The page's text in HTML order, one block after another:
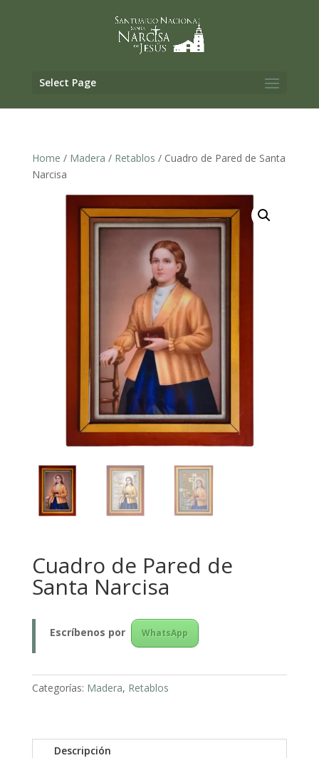
Select Page
Home / Madera / Retablos / Cuadro de Pared de Santa
Narcisa
Cuadro de Pared de
Santa Narcisa
Escríbenos por WhatsApp
Categorías: Madera, Retablos
Descripción